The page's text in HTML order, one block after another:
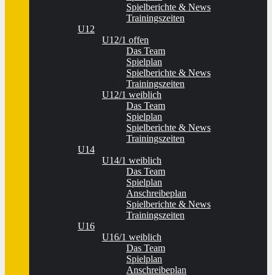
Spielberichte & News
Trainingszeiten
U12
U12/1 offen
Das Team
Spielplan
Spielberichte & News
Trainingszeiten
U12/1 weiblich
Das Team
Spielplan
Spielberichte & News
Trainingszeiten
U14
U14/1 weiblich
Das Team
Spielplan
Anschreibeplan
Spielberichte & News
Trainingszeiten
U16
U16/1 weiblich
Das Team
Spielplan
Anschreibeplan